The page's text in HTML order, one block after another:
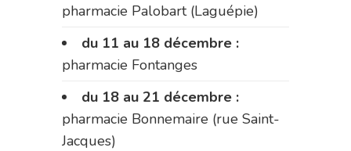
pharmacie Palobart (Laguépie)
du 11 au 18 décembre :
pharmacie Fontanges
du 18 au 21 décembre :
pharmacie Bonnemaire (rue Saint-
Jacques)